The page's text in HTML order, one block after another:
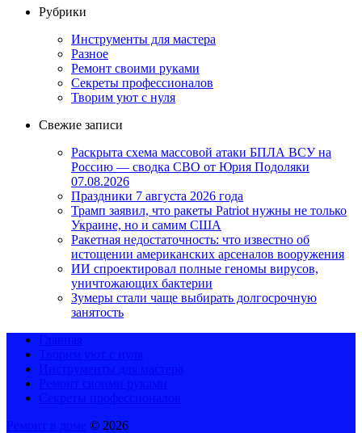
Рубрики
Инструменты для мастера
Разное
Ремонт своими руками
Секреты профессионалов
Творим уют с нуля
Свежие записи
Раскрыта схема массовой атаки БПЛА ВСУ на
Россию — сводка СВО от Юрия Подоляки
07.08.2026
Праздники 7 августа 2026 года
Трамп заявил, что ракеты Patriot нужны не только
Украине, но и самим США
Ракетная недостаточность: что известно об
истощении американских арсеналов вооружения
ИИ спроектировал полные геномы вирусов,
уничтожающих бактерии
Зумеры стали чаще выбирать долгосрочную
занятость
© 2026